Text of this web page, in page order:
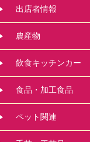
出店者情報
農産物
飲食キッチンカー
食品・加工食品
ペット関連